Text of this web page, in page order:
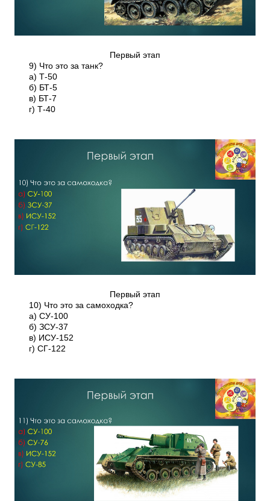
Первый этап
9) Что это за танк?
а) Т-50
б) БТ-5
в) БТ-7
г) Т-40
Первый этап
10) Что это за самоходка?
а) СУ-100
б) ЗСУ-37
в) ИСУ-152
г) СГ-122